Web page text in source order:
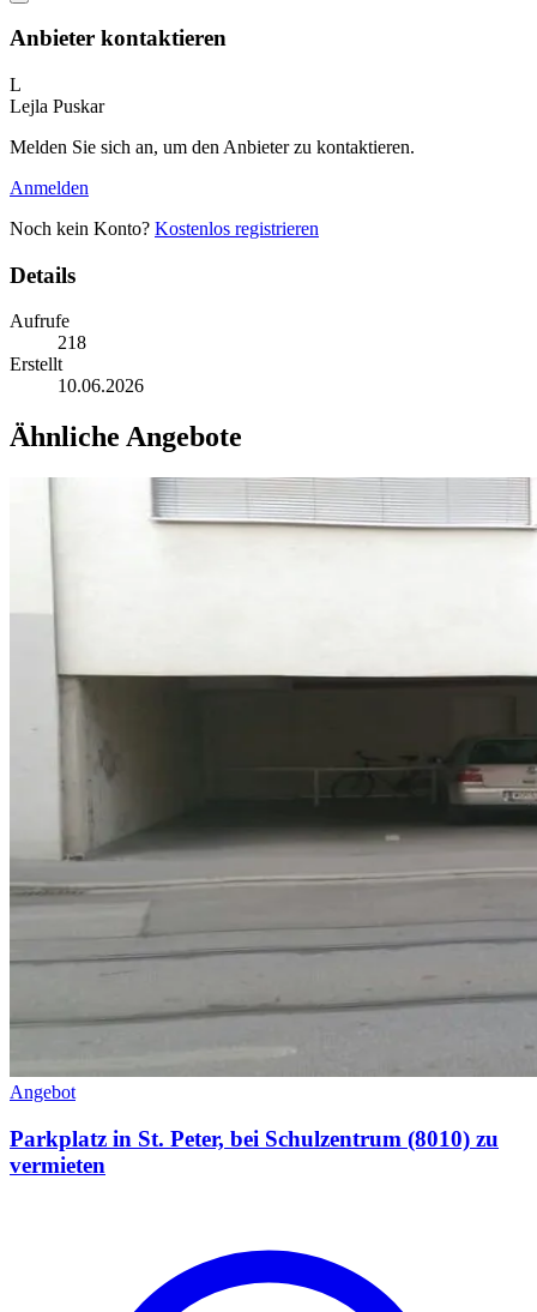
Anbieter kontaktieren
L
Lejla Puskar
Melden Sie sich an, um den Anbieter zu kontaktieren.
Anmelden
Noch kein Konto? Kostenlos registrieren
Details
Aufrufe
218
Erstellt
10.06.2026
Ähnliche Angebote
Angebot
Parkplatz in St. Peter, bei Schulzentrum (8010) zu
vermieten